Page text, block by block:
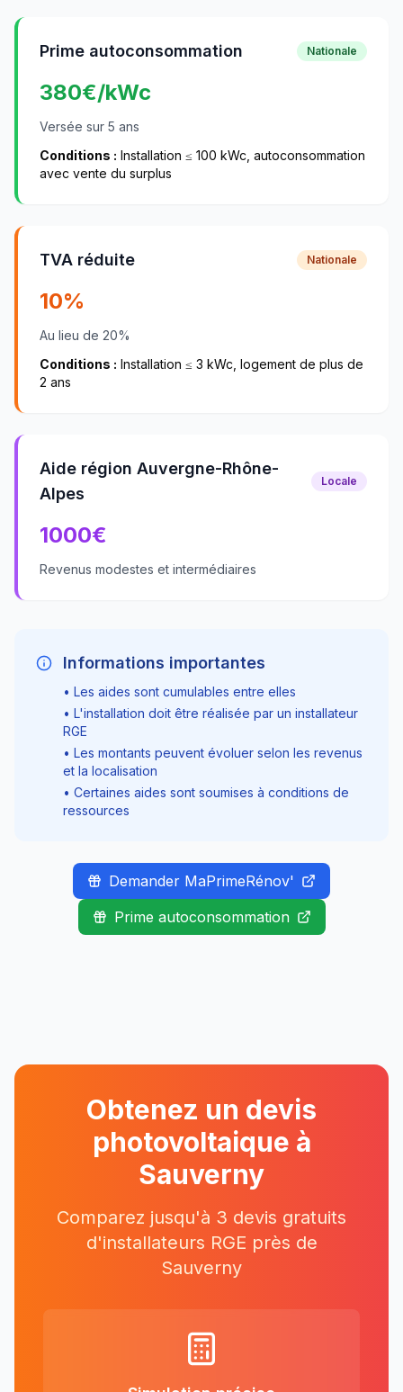
Prime autoconsommation Nationale
380€/kWc
Versée sur 5 ans
Conditions : Installation ≤ 100 kWc, autoconsommation
avec vente du surplus
TVA réduite Nationale
10%
Au lieu de 20%
Conditions : Installation ≤ 3 kWc, logement de plus de
2 ans
Aide région Auvergne-Rhône-
Alpes
Locale
1000€
Revenus modestes et intermédiaires
Informations importantes
• Les aides sont cumulables entre elles
• L'installation doit être réalisée par un installateur
RGE
• Les montants peuvent évoluer selon les revenus
et la localisation
• Certaines aides sont soumises à conditions de
ressources
Demander MaPrimeRénov'
Prime autoconsommation
Obtenez un devis
photovoltaique à
Sauverny
Comparez jusqu'à 3 devis gratuits
d'installateurs RGE près de
Sauverny